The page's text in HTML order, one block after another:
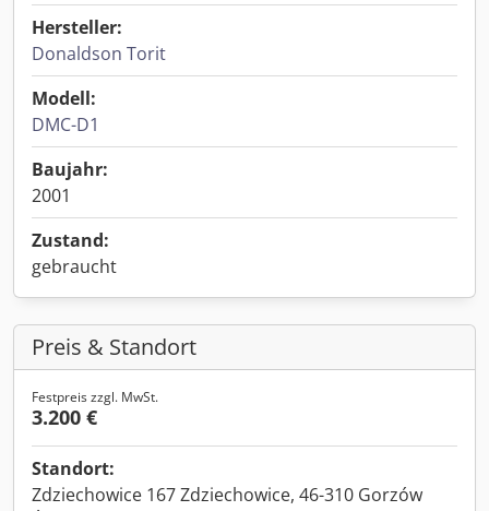
Hersteller:
Donaldson Torit
Modell:
DMC-D1
Baujahr:
2001
Zustand:
gebraucht
Preis & Standort
Festpreis zzgl. MwSt.
3.200 €
Standort:
Zdziechowice 167 Zdziechowice, 46-310 Gorzów